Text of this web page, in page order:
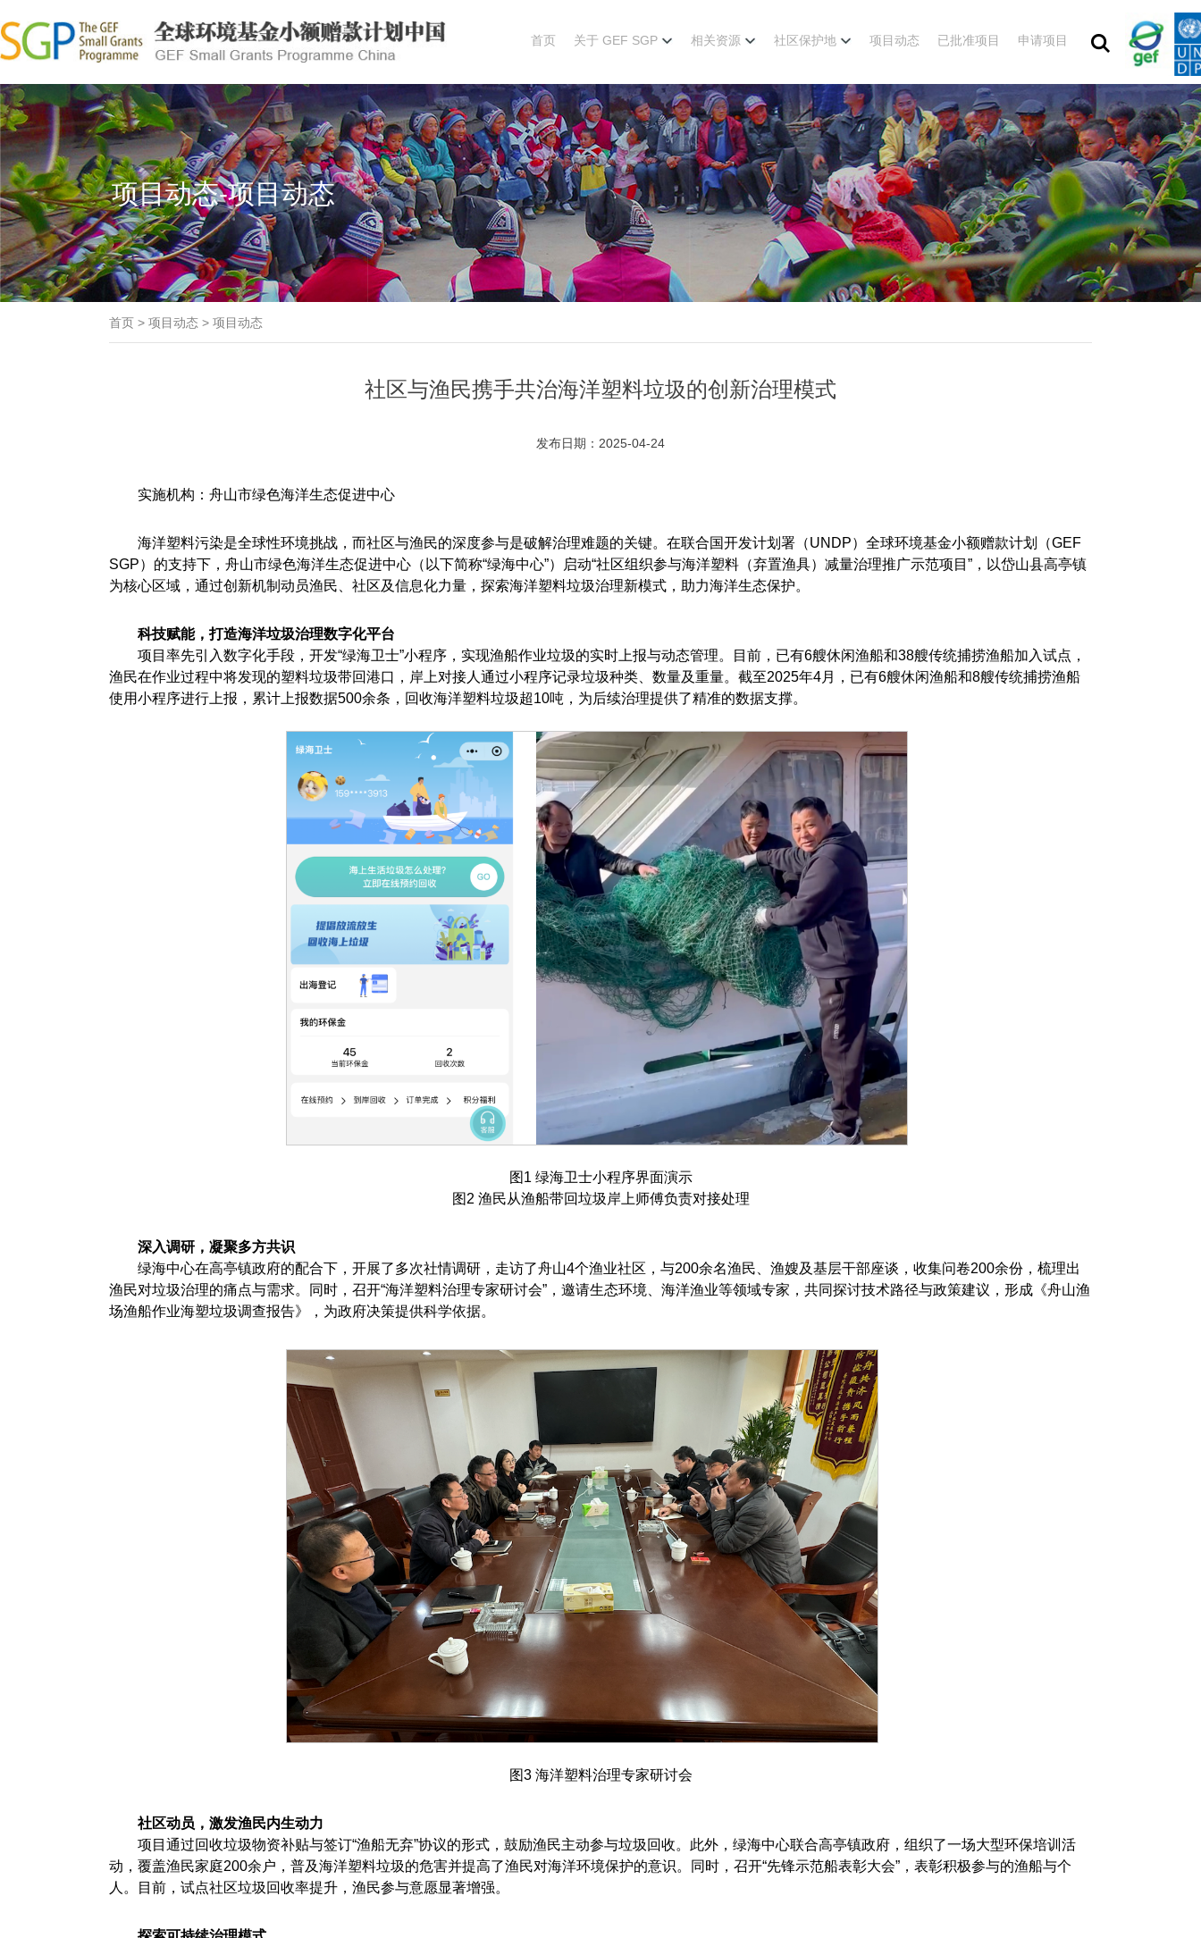
首页 关于 GEF SGP 相关资源 社区保护地 项目动态 已批准项目 申请项目
项目动态-项目动态
首页 > 项目动态 > 项目动态
社区与渔民携手共治海洋塑料垃圾的创新治理模式
发布日期：2025-04-24
实施机构：舟山市绿色海洋生态促进中心
海洋塑料污染是全球性环境挑战，而社区与渔民的深度参与是破解治理难题的关键。在联合国开发计划署（UNDP）全球环境基金小额赠款计划（GEF
SGP）的支持下，舟山市绿色海洋生态促进中心（以下简称“绿海中心”）启动“社区组织参与海洋塑料（弃置渔具）减量治理推广示范项目”，以岱山县高亭镇
为核心区域，通过创新机制动员渔民、社区及信息化力量，探索海洋塑料垃圾治理新模式，助力海洋生态保护。
科技赋能，打造海洋垃圾治理数字化平台
项目率先引入数字化手段，开发“绿海卫士”小程序，实现渔船作业垃圾的实时上报与动态管理。目前，已有6艘休闲渔船和38艘传统捕捞渔船加入试点，
渔民在作业过程中将发现的塑料垃圾带回港口，岸上对接人通过小程序记录垃圾种类、数量及重量。截至2025年4月，已有6艘休闲渔船和8艘传统捕捞渔船
使用小程序进行上报，累计上报数据500余条，回收海洋塑料垃圾超10吨，为后续治理提供了精准的数据支撑。
图1 绿海卫士小程序界面演示
图2 渔民从渔船带回垃圾岸上师傅负责对接处理
深入调研，凝聚多方共识
绿海中心在高亭镇政府的配合下，开展了多次社情调研，走访了舟山4个渔业社区，与200余名渔民、渔嫂及基层干部座谈，收集问卷200余份，梳理出
渔民对垃圾治理的痛点与需求。同时，召开“海洋塑料治理专家研讨会”，邀请生态环境、海洋渔业等领域专家，共同探讨技术路径与政策建议，形成《舟山渔
场渔船作业海塑垃圾调查报告》，为政府决策提供科学依据。
图3 海洋塑料治理专家研讨会
社区动员，激发渔民内生动力
项目通过回收垃圾物资补贴与签订“渔船无弃”协议的形式，鼓励渔民主动参与垃圾回收。此外，绿海中心联合高亭镇政府，组织了一场大型环保培训活
动，覆盖渔民家庭200余户，普及海洋塑料垃圾的危害并提高了渔民对海洋环境保护的意识。同时，召开“先锋示范船表彰大会”，表彰积极参与的渔船与个
人。目前，试点社区垃圾回收率提升，渔民参与意愿显著增强。